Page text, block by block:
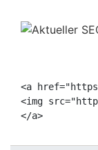
<a
<img